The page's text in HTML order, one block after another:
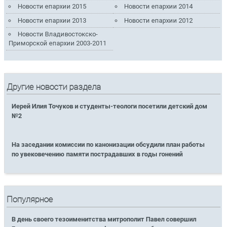
Новости епархии 2015
Новости епархии 2014
Новости епархии 2013
Новости епархии 2012
Новости Владивостокско-
Приморской епархии 2003-2011
Другие новости раздела
Иерей Илия Точуков и студенты-теологи посетили детский дом
№2
На заседании комиссии по канонизации обсудили план работы
по увековечению памяти пострадавших в годы гонений
Популярное
В день своего тезоименитства митрополит Павел совершил